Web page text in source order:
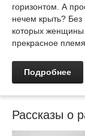
горизонтом. А
нечем крыть?
которых женщины
прекрасное
Подробнее
Рассказы о